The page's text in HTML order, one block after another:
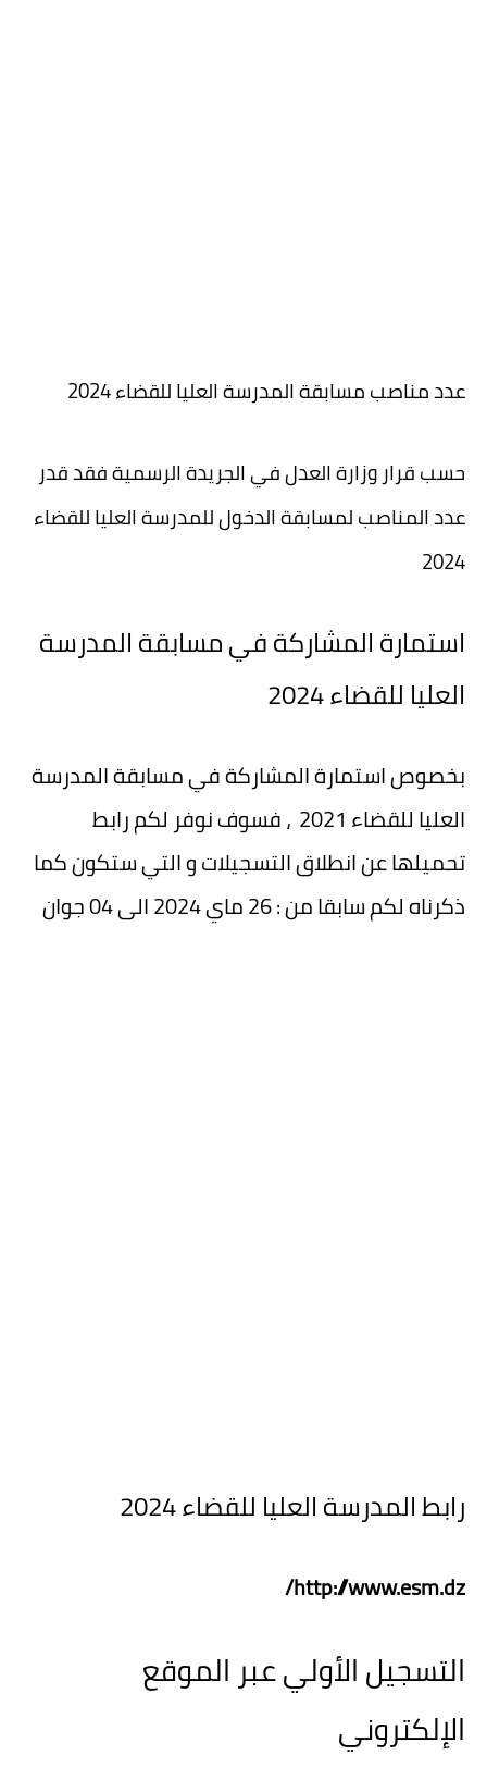
عدد مناصب مسابقة المدرسة العليا للقضاء 2024
حسب قرار وزارة العدل في الجريدة الرسمية فقد قدر
عدد المناصب لمسابقة الدخول للمدرسة العليا للقضاء
2024
استمارة المشاركة في مسابقة المدرسة
العليا للقضاء 2024
بخصوص استمارة المشاركة في مسابقة المدرسة
العليا للقضاء 2021 ، فسوف نوفر لكم رابط
تحميلها عن انطلاق التسجيلات و التي ستكون كما
ذكرناه لكم سابقا من : 26 ماي 2024 الى 04 جوان
رابط المدرسة العليا للقضاء 2024
http://www.esm.dz/
التسجيل الأولي عبر الموقع
الإلكتروني